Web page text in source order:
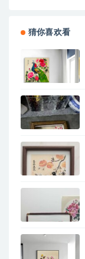
猜你喜欢看